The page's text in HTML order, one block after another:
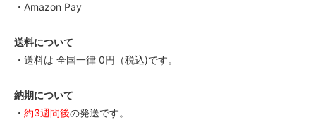
・Amazon Pay
送料について
・送料は 全国一律 0円（税込)です。
納期について
・ 約3週間後の発送です。